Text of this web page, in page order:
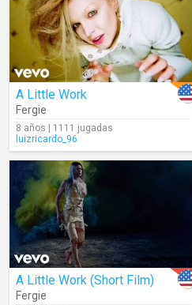
A Little Work
Fergie
8 años | 1111 jugadas
luizricardo_96
A Little Work (Short Film)
Fergie